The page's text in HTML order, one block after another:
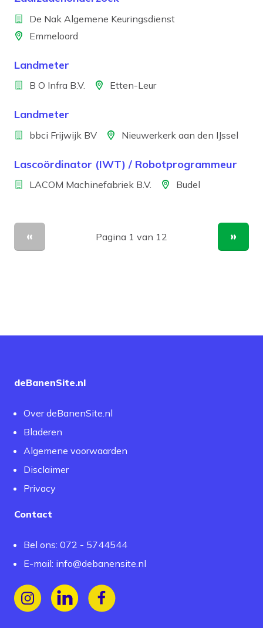
BedrijfDe Nak Algemene Keuringsdienst
LocatieEmmeloord
Landmeter
BedrijfB O Infra B.V. LocatieEtten-Leur
Landmeter
Bedrijfbbci Frijwijk BVLocatieNieuwerkerk aan den IJssel
Lascoördinator (IWT) / Robotprogrammeur
BedrijfLACOM Machinefabriek B.V. LocatieBudel
Vorige pagina
Pagina 1 van 12
deBanenSite.nl
Over deBanenSite.nl
Bladeren
Algemene voorwaarden
Disclaimer
Privacy
Contact
Bel ons: 072 - 5744544
E-mail: info@debanensite.nl